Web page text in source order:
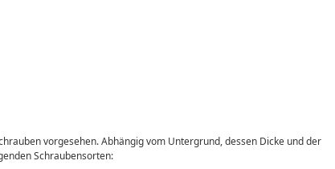
vorgesehen. Abhängig vom Untergrund, dessen Dicke und der
Schraubensorten: